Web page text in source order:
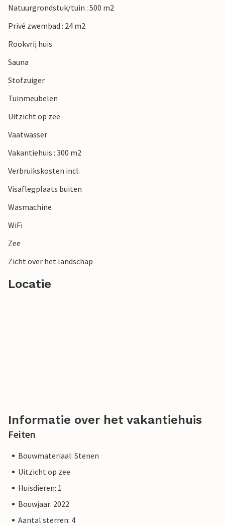
Natuurgrondstuk/tuin : 500 m2
Privé zwembad : 24 m2
Rookvrij huis
Sauna
Stofzuiger
Tuinmeubelen
Uitzicht op zee
Vaatwasser
Vakantiehuis : 300 m2
Verbruikskosten incl.
Visaflegplaats buiten
Wasmachine
WiFi
Zee
Zicht over het landschap
Locatie
Informatie over het vakantiehuis
Feiten
Bouwmateriaal: Stenen
Uitzicht op zee
Huisdieren: 1
Bouwjaar: 2022
Aantal sterren: 4